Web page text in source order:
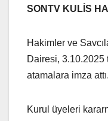
SONTV KULİS
Hakimler ve
Dairesi, 3.10.2025
atamalara imza attı.
Kurul üyeleri